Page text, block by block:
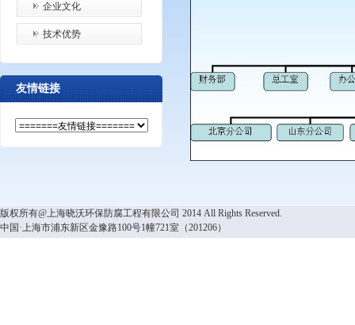
企业文化
技术优势
友情链接
版权所有@上海晓沃环保防腐工程有限公司 2014 All Rights Reserved.
中国·上海市浦东新区金豫路100号1幢721室（201206）